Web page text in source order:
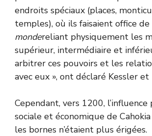
endroits spéciaux (places,
temples), où ils faisaient office de
mondereliant physiquement les
supérieur, intermédiaire et
arbitrer ces pouvoirs et les
avec eux », ont déclaré Kessler et
Cependant, vers 1200,
sociale et économique de
les bornes n’étaient plus érigées.